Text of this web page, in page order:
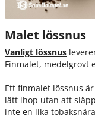
Malet lössnus
Vanligt lössnus
Finmalet, medelgrovt
Ett finmalet lössnus
lätt ihop utan att
inte en lika